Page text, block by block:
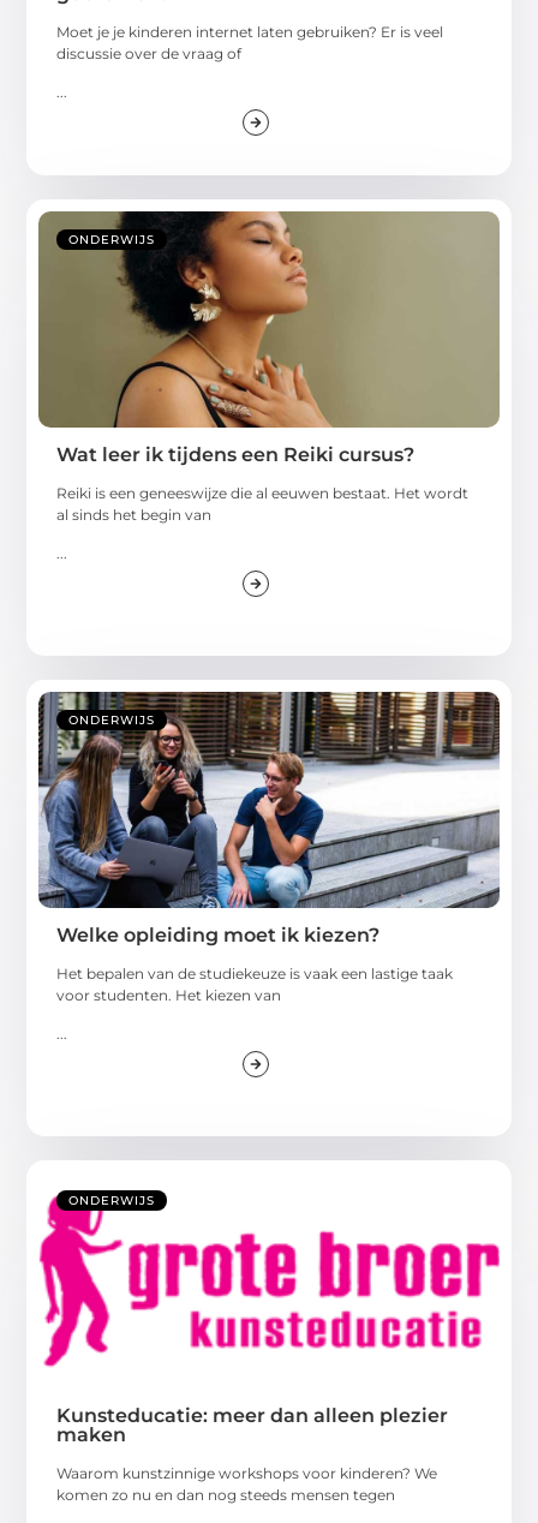
Moet je je kinderen internet laten gebruiken? Er is veel
discussie over de vraag of
...
ONDERWIJS
Wat leer ik tijdens een Reiki cursus?
Reiki is een geneeswijze die al eeuwen bestaat. Het wordt
al sinds het begin van
...
ONDERWIJS
Welke opleiding moet ik kiezen?
Het bepalen van de studiekeuze is vaak een lastige taak
voor studenten. Het kiezen van
...
ONDERWIJS
Kunsteducatie: meer dan alleen plezier
maken
Waarom kunstzinnige workshops voor kinderen? We
komen zo nu en dan nog steeds mensen tegen